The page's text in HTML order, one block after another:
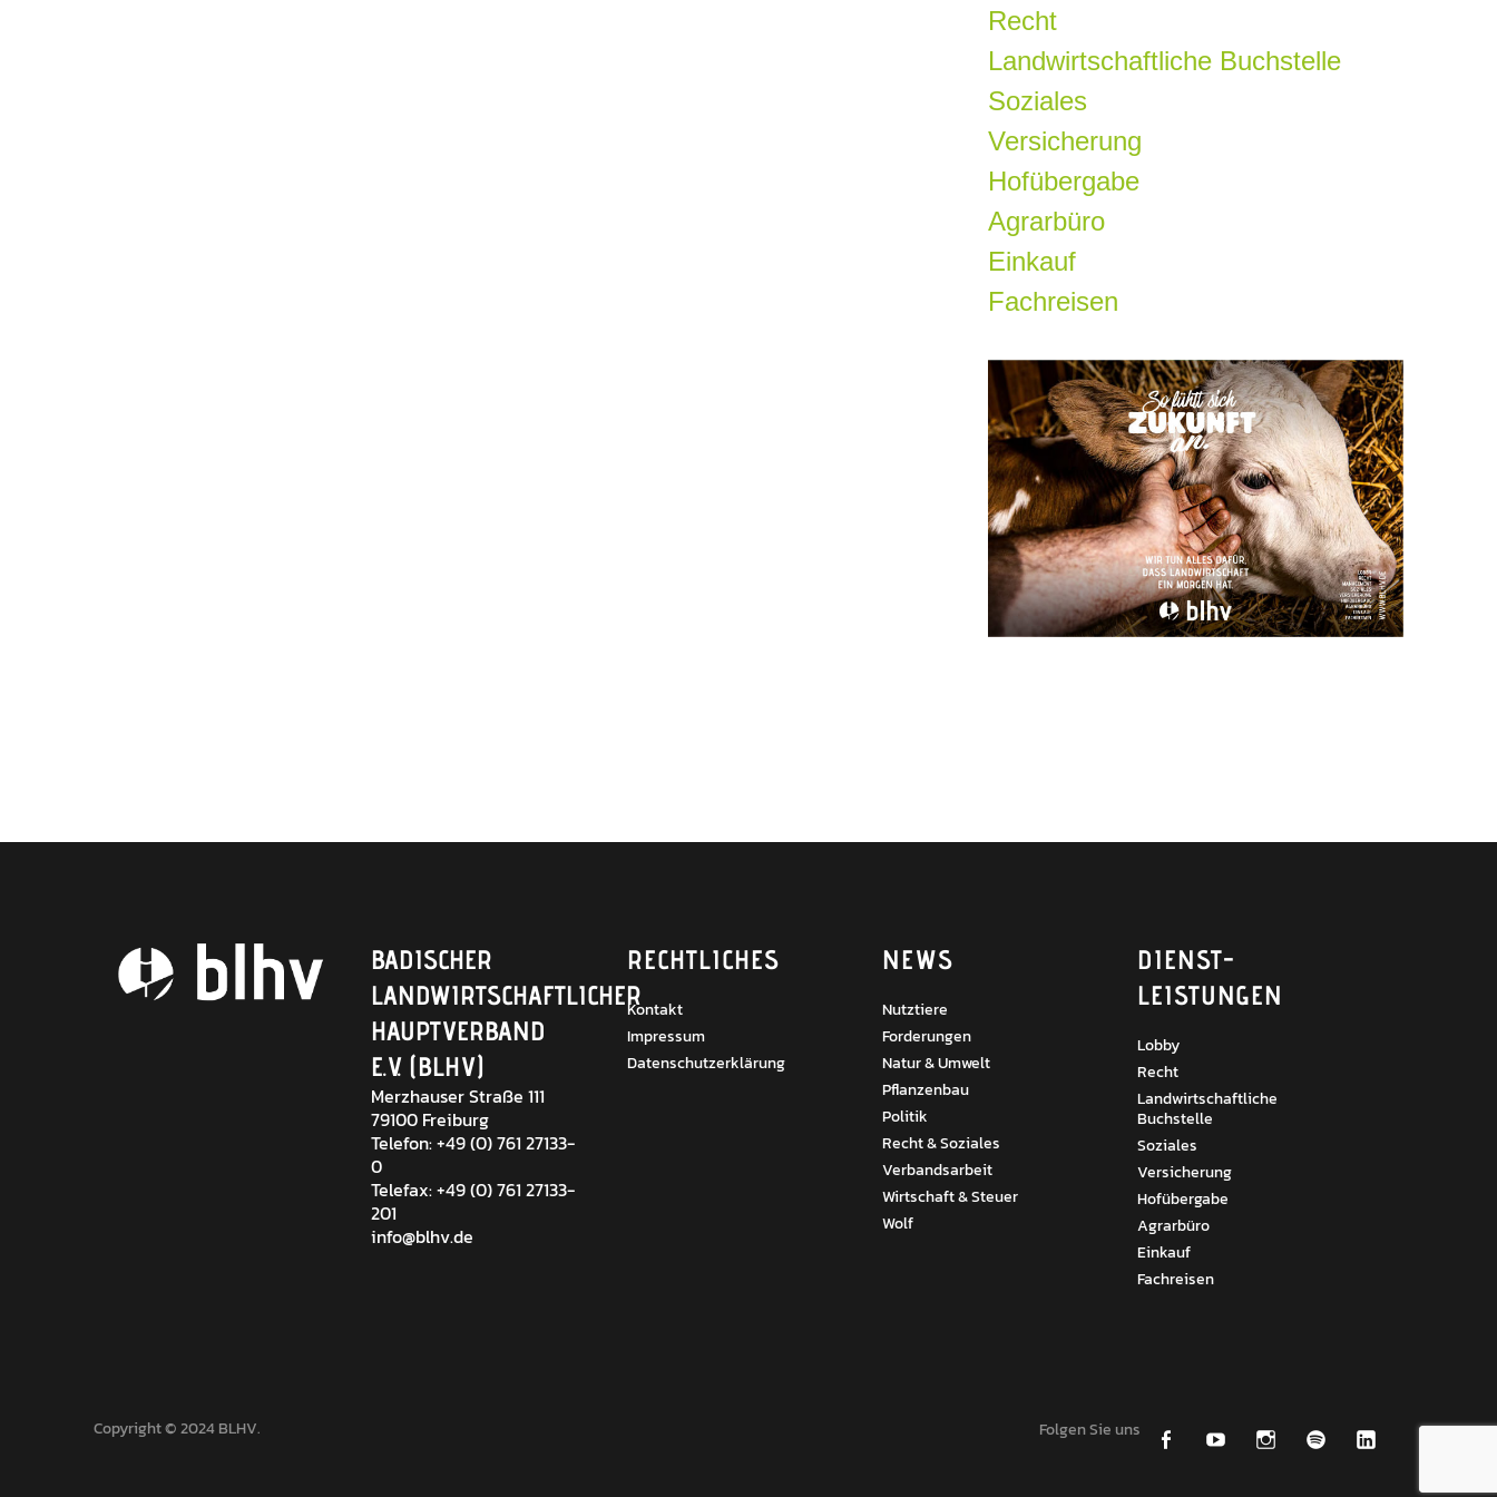
Recht
Landwirtschaftliche Buchstelle
Soziales
Versicherung
Hofübergabe
Agrarbüro
Einkauf
Fachreisen
BADISCHER
LANDWIRTSCHAFTLICHER
HAUPTVERBAND
E.V. (BLHV)
Merzhauser Straße 111
79100 Freiburg
Telefon: +49 (0) 761 27133-
0
Telefax: +49 (0) 761 27133-
201
info@blhv.de
RECHTLICHES
Kontakt
Impressum
Datenschutzerklärung
NEWS
Nutztiere
Forderungen
Natur & Umwelt
Pflanzenbau
Politik
Recht & Soziales
Verbandsarbeit
Wirtschaft & Steuer
Wolf
DIENST­
LEISTUNGEN
Lobby
Recht
Landwirtschaftliche
Buchstelle
Soziales
Versicherung
Hofübergabe
Agrarbüro
Einkauf
Fachreisen
Copyright © 2024 BLHV Folgen Sie uns